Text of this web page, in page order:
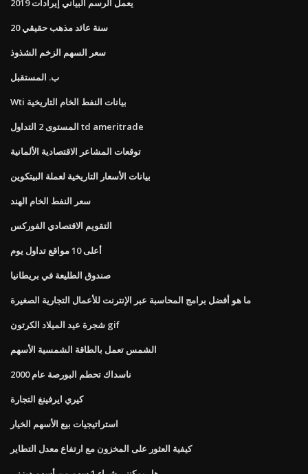
يعمل الرسم البياني إيرادات 2019
20 سنة عائد مذهب حقيقي
سعر السهم الزخم الشذوذ
ب. المستقبل
Wti بيانات النفط الخام التاريخية
المستوى 2 التداول td ameritrade
توقعات المشاعر الاقتصادية الألمانية
بيانات الأسعار التاريخية لعملة البيتكوين
سعر النفط الخام الهند
التقويم الاقتصادي الفوركس
أعلى 10 مواقع تداول يوم
صندوق الطليعة في بريطانيا
ما هو أفضل برامج المحاسبة عبر الإنترنت للأعمال التجارية الصغيرة
شجرة عيد الميلاد الكرتون gif
الشمس تعمل بالطاقة الشمسية الأسهم
ناسداك تحطم البورصة عام 2000
كيري ايرفينغ التجارة
استراتيجيات بيع الأسهم الخيار
كيفية العثور على المخزون مع ارتفاع معدل التطاير